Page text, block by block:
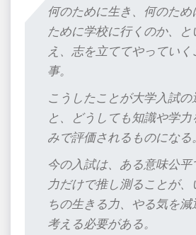
何のために生き、何のた
ために学校に行くのか、
え、志を立ててやってい
事。
こうしたことが大学入試
と、どうしても知識や学
みで評価されるものになる。
今の入試は、ある意味公
力だけで推し測ることが
ちの生きる力、やる気を
考える必要がある。